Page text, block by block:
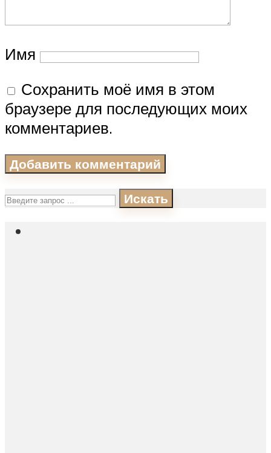
Имя
Сохранить моё имя в этом
браузере для последующих моих
комментариев.
Искать